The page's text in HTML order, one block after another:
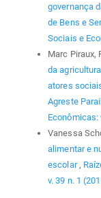
governança
de Bens e
Sociais e
Marc Piraux,
da
atores
Agreste
Econômicas:
Vanessa
alimentar e
escolar ,
v. 39 n. 1